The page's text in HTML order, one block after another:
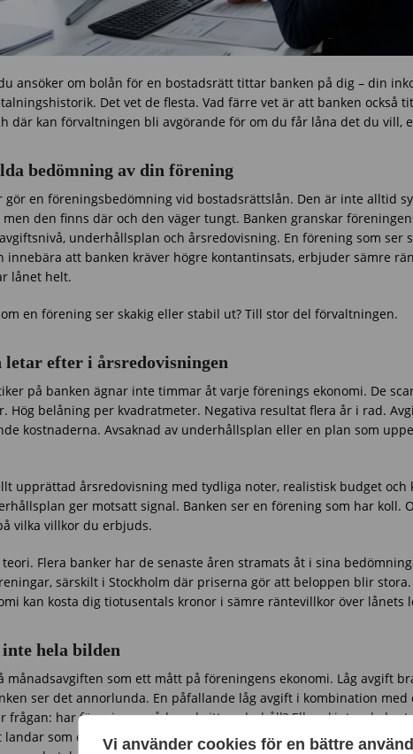
Vi använder cookies för en bättre
ansöker om bolån för en bostadsrätt tittar banken på dig – din
Det vet de flesta. Vad färre vet är att banken också
där kan förvaltningen bli avgörande för om du får låna det du vill,
bedömning av din förening
gör en föreningsbedömning vid bostadsrättslån. Den är inte alltid
men den finns där och den väger tungt. Banken granskar
underhållsplan och årsredovisning. En förening som ser
innebära att banken kräver högre kontantinsats, erbjuder sämre
lånet helt.
en förening ser skakig eller stabil ut? Till stor del förvaltningen.
letar efter i årsredovisningen
på banken ägnar inte timmar åt varje förenings ekonomi. De
Hög belåning per kvadratmeter. Negativa resultat flera år i rad.
kostnaderna. Avsaknad av underhållsplan eller en plan som
upprättad årsredovisning med tydliga noter, realistisk budget och
ger motsatt signal. Banken ser en förening som har koll.
vilka villkor du erbjuds.
Flera banker har de senaste åren stramats åt i sina
särskilt i Stockholm där priserna gör att beloppen blir stora.
kan kosta dig tiotusentals kronor i sämre räntevillkor över lånets
hela bilden
månadsavgiften som ett mått på föreningens ekonomi. Låg avgift
ser det annorlunda. En påfallande låg avgift i kombination med
frågan: har föreningen råd med sitt underhåll? Eller skjuter de
som en kraftig höjning – eller ännu värre, som en extra